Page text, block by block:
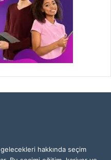
hakkında seçim